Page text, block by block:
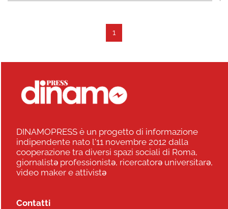
1
DINAMOPRESS è un progetto di informazione
indipendente nato l'11 novembre 2012 dalla
cooperazione tra diversi spazi sociali di Roma,
giornalistə professionistə, ricercatorə universitarə,
video maker e attivistə
Contatti